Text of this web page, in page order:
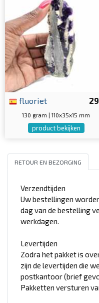
29
fluoriet
130 gram | 110x35x15 mm
product bekijken
RETOUR EN BEZORGING
Verzendtijden
Uw bestellingen
dag van de bestelling
werkdagen.
Levertijden
Zodra het pakket is
zijn de levertijden die
postkantoor (brief
Pakketten versturen